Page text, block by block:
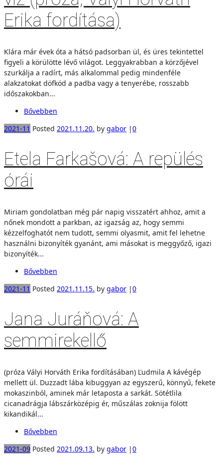
Erika fordítása)
Klára már évek óta a hátsó padsorban ül, és üres tekintettel
figyeli a körülötte lévő világot. Leggyakrabban a körzőjével
szurkálja a radírt, más alkalommal pedig mindenféle
alakzatokat döfköd a padba vagy a tenyerébe, rosszabb
időszakokban...
Bővebben
2021-11 Posted 2021.11.20. by gabor |0
Etela Farkašová: A repülés
órái
Miriam gondolatban még pár napig visszatért ahhoz, amit a
nőnek mondott a parkban, az igazság az, hogy semmi
kézzelfoghatót nem tudott, semmi olyasmit, amit fel lehetne
használni bizonyíték gyanánt, ami másokat is meggyőző, igazi
bizonyíték...
Bővebben
2021-11 Posted 2021.11.15. by gabor |0
Jana Juráňová: A
semmirekellő
(próza Vályi Horváth Erika fordításában) Ľudmila A kávégép
mellett ül. Duzzadt lába kibuggyan az egyszerű, könnyű, fekete
mokaszinból, aminek már letaposta a sarkát. Sötétlila
cicanadrágja lábszárközépig ér, műszálas zoknija fölött
kikandikál...
Bővebben
2021-09 Posted 2021.09.13. by gabor |0